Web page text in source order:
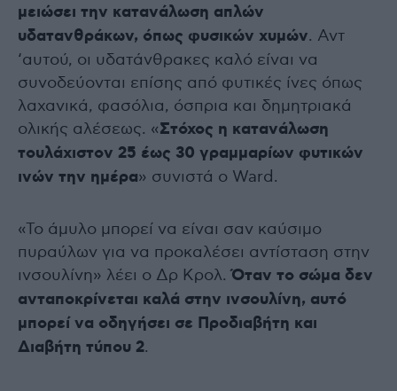
μειώσει την κατανάλωση απλών
υδατανθράκων, όπως φυσικών χυμών. Αντ
‘αυτού, οι υδατάνθρακες καλό είναι να
συνοδεύονται επίσης από φυτικές ίνες όπως
λαχανικά, φασόλια, όσπρια και δημητριακά
ολικής αλέσεως. «Στόχος η κατανάλωση
τουλάχιστον 25 έως 30 γραμμαρίων φυτικών
ινών την ημέρα» συνιστά ο Ward.
«Το άμυλο μπορεί να είναι σαν καύσιμο
πυραύλων για να προκαλέσει αντίσταση στην
ινσουλίνη» λέει ο Δρ Κρολ.Όταν το σώμα δεν
ανταποκρίνεται καλά στην ινσουλίνη, αυτό
μπορεί να οδηγήσει σε Προδιαβήτη και
Διαβήτη τύπου 2.